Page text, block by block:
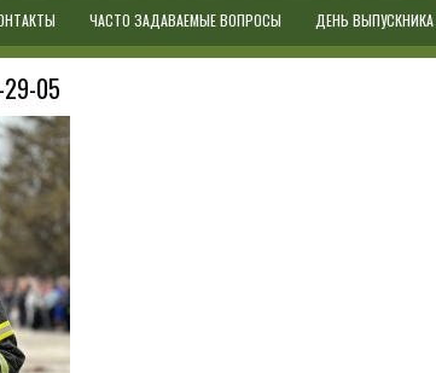
ЧАСТО ЗАДАВАЕМЫЕ ВОПРОСЫ ДЕНЬ ВЫПУСКНИКА
05